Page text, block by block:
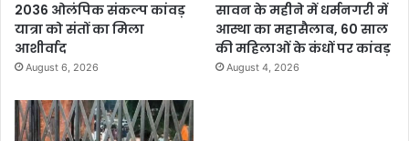
2036 ओलंपिक संकल्प कांवड़
यात्रा को संतों का मिला
आशीर्वाद
August 6, 2026
सावन के महीने में धर्मनगरी में
आस्था का महासैलाब, 60 साल
की महिलाओं के कंधों पर कांवड़
August 4, 2026